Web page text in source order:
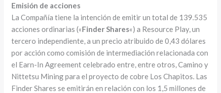
Emisión de acciones
La Compañía tiene la intención de emitir un total de 139.535
acciones ordinarias («Finder Shares«) a Resource Play, un
tercero independiente, a un precio atribuido de 0,43 dólares
por acción como comisión de intermediación relacionada con
el Earn-In Agreement celebrado entre, entre otros, Camino y
Nittetsu Mining para el proyecto de cobre Los Chapitos. Las
Finder Shares se emitirán en relación con los 1,5 millones de